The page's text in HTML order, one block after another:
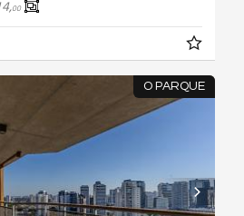
00
O PARQUE